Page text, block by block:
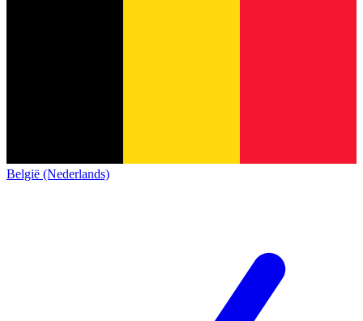
België (Nederlands)